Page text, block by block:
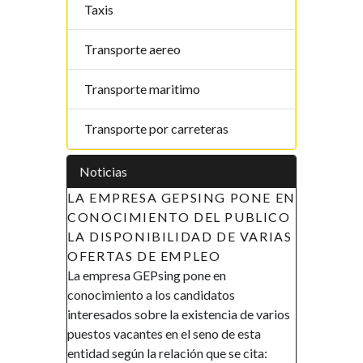
Taxis
Transporte aereo
Transporte maritimo
Transporte por carreteras
Noticias
GEPSING PONE EN
DEL PUBLICO
DE VARIAS
DE EMPLEO
GEPsing pone en
a los candidatos
sobre la existencia de varios
vacantes en el seno de esta
según la relación que se cita:
APOYO A LAS
LA MUJER EN GUINEA
ECUATORIAL
DE RECLUTAMIENTO
AVISO DE
Gobierno de la República de
Ecuatorial en el marco de su
promover la inclusión y la
financiera, así como el